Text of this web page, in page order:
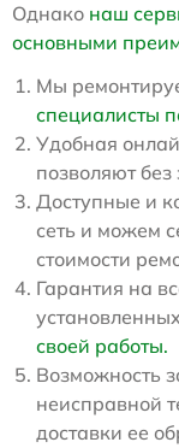
Однако наш
основными
Мы
специалисты
Удобная
позволяют
Доступные и
сеть и можем
стоимости
Гарантия на
своей работы.
Возможность
неисправной
доставки ее